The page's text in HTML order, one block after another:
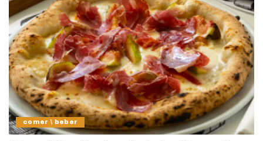
comer \ beber